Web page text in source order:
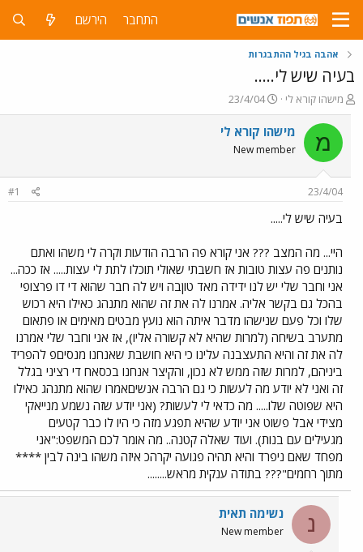
התחבר הירשם
אהבה בגיל ההתבגרות
בעיה שיש לי.....
פ
ו
ת
ח
ה
ש
א
מישהו קורא לי
פ
ו
ר
ם
23/4/04
מ מישהו קורא לי
New member
23/4/04
#1
בעיה שיש לי.....
היי... מה המצב ??? אני קורא פה הרבה הודעות וקרה לי משהו ואתם
נותנים פה עצות טובות אז חשבתי שאולי תוכלו לתת לי עצות..... אז ככה...
אני וחבר שלי יש לנו ידידה מאד טוןבה ויש לה חבר שהוא די דו פרצופי
בהכל גם בקשר אליה. אמרנו לה את זה שהוא מתנהג כאילו היא רכוש
שלו וכל פעם שנישהו מדבר איתה הוא נועץ מבטים מאימים או פתאום
מתערב בשיחה (למרות שהיא לא קשורה אליו), אז אני וחבר שלי אמרנו
לה את זה והיא התעצבנה עלינו כי היא חושבת שאנחנו מנסיםפ להפריד
ביניהם, למרות שזה ממש לא נכון, והקיצר אנחנו בכסאח די רציני בגלל
זה ואני לא יודע מה לעשות כי גם הרבה אנשיםאמרו שהוא מתנהג כאילו
היא שפוטה שלו..... מה כדאי לי לעשות? (אני יודע שזה נשמע מנייאקי
מצידי אבל פשוט אני יודע שהיא תפגע מזה כי היו לו כבר קטעים
מגעילים עם בנות). ועוד שאלה קטנה.. מה אומר לכם המשפט:"אני
מפחד שאם ניפרד והיא תהיה פגועה יקרהכ איזה משהו בינה לבין ****
מתוך רחמים"??? בתודה ענקית מראש........
נ נשימה תאית
New member